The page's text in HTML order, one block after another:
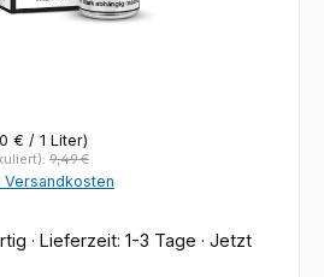
€ / 1 Liter)
9,49 €
· Lieferzeit: 1-3 Tage · Jetzt